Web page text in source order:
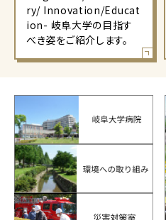
ry/ Innovation/Educat
ion- 岐阜大学の目指す
べき姿をご紹介します。